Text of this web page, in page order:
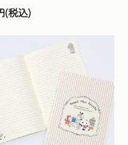
(税込)